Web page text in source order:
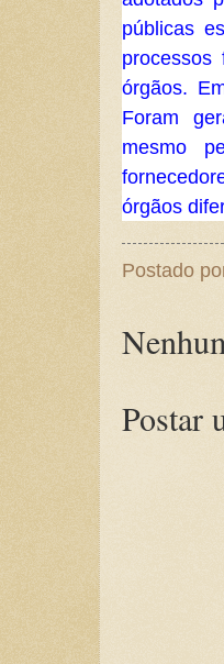
públicas
órgãos.
Foram
mesmo
órgãos
Postado
Postar